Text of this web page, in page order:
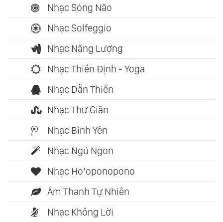
Nhạc Sóng Não
Nhạc Solfeggio
Nhạc Năng Lượng
Nhạc Thiền Định - Yoga
Nhạc Dẫn Thiền
Nhạc Thư Giãn
Nhạc Bình Yên
Nhạc Ngủ Ngon
Nhạc Ho’oponopono
Âm Thanh Tự Nhiên
Nhạc Không Lời